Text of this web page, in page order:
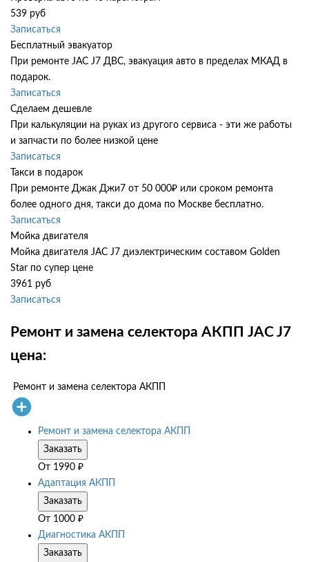
539 руб
Записаться
Бесплатный эвакуатор
При ремонте JAC J7 ДВС, эвакуация авто в пределах МКАД в
подарок.
Записаться
Сделаем дешевле
При калькуляции на руках из другого сервиса - эти же работы
и запчасти по более низкой цене
Записаться
Такси в подарок
При ремонте Джак Джи7 от 50 000₽ или сроком ремонта
более одного дня, такси до дома по Москве бесплатно.
Записаться
Мойка двигателя
Мойка двигателя JAC J7 диэлектрическим составом Golden
Star по супер цене
3961 руб
Записаться
Ремонт и замена селектора АКПП JAC J7
цена:
Ремонт и замена селектора АКПП
Ремонт и замена селектора АКПП
Заказать
От 1990 ₽
Адаптация АКПП
Заказать
От 1000 ₽
Диагностика АКПП
Заказать